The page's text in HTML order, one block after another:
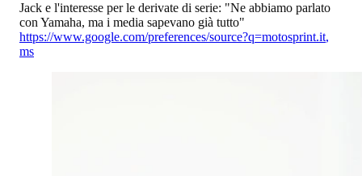
Jack e l'interesse per le derivate di serie: "Ne abbiamo parlato
con Yamaha, ma i media sapevano già tutto"
https://www.google.com/preferences/source?q=motosprint.it,
ms